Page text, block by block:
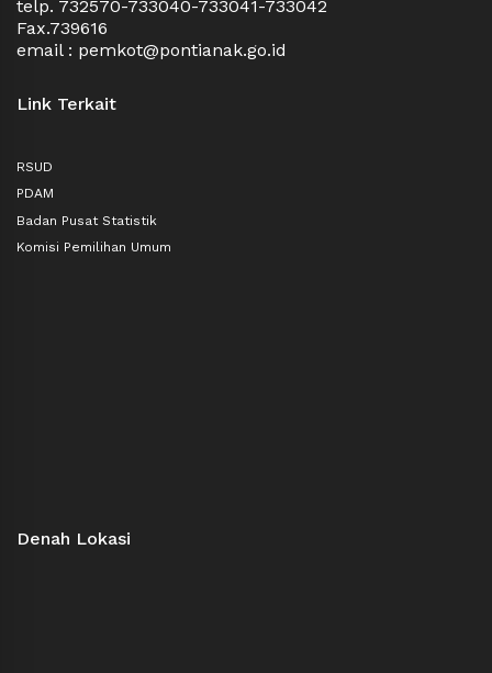
telp. 732570-733040-733041-733042
Fax.739616
email : pemkot@pontianak.go.id
Link Terkait
RSUD
PDAM
Badan Pusat Statistik
Komisi Pemilihan Umum
Denah Lokasi